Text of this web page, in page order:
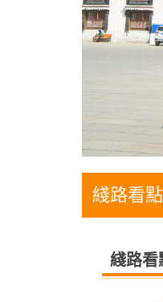
綫路看點
綫路看